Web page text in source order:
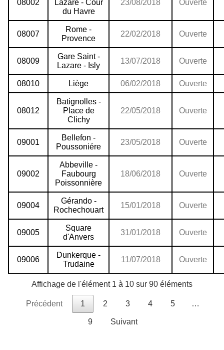
08002
Lazare - Cour
du Havre
23/08/2018 Ouverte
08007
Rome -
Provence
22/02/2018 Ouverte
08009
Gare Saint -
Lazare - Isly
13/07/2018 Ouverte
08010 Liège 06/02/2018 Ouverte
08012
Batignolles -
Place de
Clichy
22/05/2018 Ouverte
09001
Bellefon -
Poussoniére
23/05/2018 Ouverte
09002
Abbeville -
Faubourg
Poissonnière
18/06/2018 Ouverte
09004
Gérando -
Rochechouart
15/01/2018 Ouverte
09005
Square
d'Anvers
31/01/2018 Ouverte
09006
Dunkerque -
Trudaine
11/07/2018 Ouverte
Affichage de l'élément 1 à 10 sur 90 éléments
Précédent 1 2 3 4 5 …
9 Suivant